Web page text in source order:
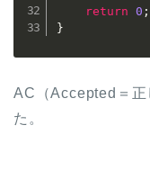
return 0 ;
}
AC（Accepted＝正
た。